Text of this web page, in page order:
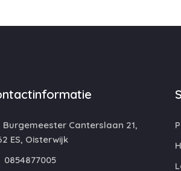
Burgemeester Canterslaan 21,
ES, Oisterwijk
0854877005